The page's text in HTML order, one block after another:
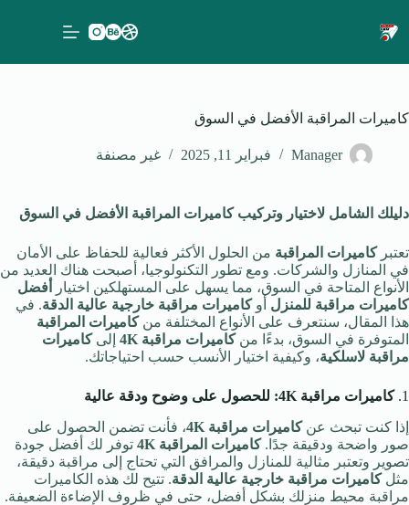
إلى
المحتوى
كاميرات المراقبة الأفضل في السوق
Manager فبراير 11, 2025 غير مصنفة
دليلك الشامل لاختيار وتركيب كاميرات المراقبة الأفضل في السوق
تعتبركاميرات المراقبة من الحلول الأكثر فعالية للحفاظ على الأمان
في المنازل والشركات. ومع تطور التكنولوجيا، أصبحت هناك العديد من
الأنواع المتاحة في السوق، مما يسهل على المستهلكين اختيار
أفضل
كاميرات مراقبة للمنزل أوكاميرات مراقبة خارجية عالية الدقة. في
هذا المقال، سنتعرف على الأنواع المختلفة منكاميرات المراقبة
المتوفرة في السوق، بدءًا منكاميرات مراقبة 4K إلىكاميرات
مراقبة لاسلكية، وكيفية اختيار الأنسب حسب احتياجاتك.
1. كاميرات مراقبة 4K: للحصول على وضوح ودقة عالية
إذا كنت تبحث عنكاميرات مراقبة 4K
، فأنت تضمن الحصول على
صور واضحة ودقيقة جدًا.كاميرات المراقبة 4K
توفر لك أفضل جودة
تصوير وتعتبر مثالية للمنازل والمرافق التي تحتاج إلى مراقبة دقيقة،
مثلكاميرات مراقبة خارجية عالية الدقة. تتيح لك هذه الكاميرات
مراقبة محيط منزلك بشكل أفضل، حتى في ظروف الإضاءة الضعيفة.